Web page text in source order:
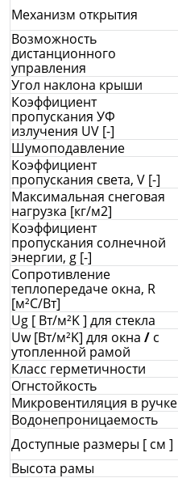
Механизм открытия
Возможность
дистанционного
управления
Угол наклона крыши
Коэффициент
пропускания УФ
излучения UV [-]
Шумоподавление
Коэффициент
пропускания света, V [-]
Максимальная снеговая
нагрузка [кг/м2]
Коэффициент
пропускания солнечной
энергии, g [-]
Сопротивление
теплопередаче окна, R
[м²С/Вт]
Ug [ Вт/м²K ] для стекла
Uw [Вт/м²K] для окна / с
утопленной рамой
Класс герметичности
Огнстойкость
Микровентиляция в ручке
Водонепроницаемость
Доступные размеры [ см ]
Высота рамы